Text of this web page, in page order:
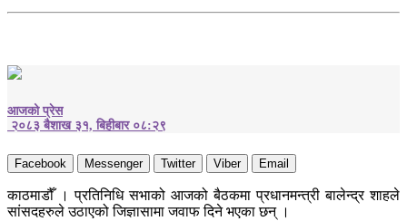
आजको प्रेस
२०८३ बैशाख ३१, बिहीबार ०८:२९
Facebook Messenger Twitter Viber Email
काठमाडौँ । प्रतिनिधि सभाको आजको बैठकमा प्रधानमन्त्री बालेन्द्र शाहले
सांसदहरुले उठाएको जिज्ञासामा जवाफ दिने भएका छन् ।